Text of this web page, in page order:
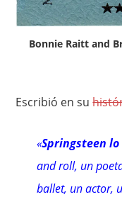
Bonnie Raitt and
Escribió en su
«Springsteen lo
and roll, un
ballet, un actor,